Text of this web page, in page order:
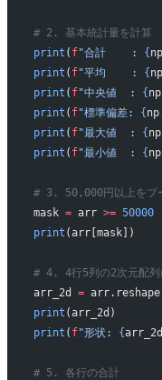
# 2. 基本統計量を計算
print ( f"合計    : {
print ( f"平均    : {
print ( f"中央値  : {
print ( f"標準偏差: {
print ( f"最大値  : {
print ( f"最小値  : {
# 3. 50,000円以上をブ
mask = arr >= 50000
print (arr[mask])
# 4. 4行5列の2次元配列
arr_2d =
print (arr_2d)
print ( f"形状: {
# 5. 各行の合計